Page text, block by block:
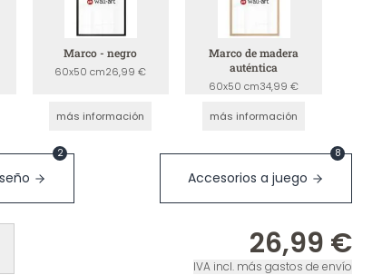
Marco - negro
60x50 cm26,99 €
más información
Marco de madera
auténtica
60x50 cm34,99 €
más información
2
Accesorios a juego
8
26,99 €
IVA incl. más gastos de envío